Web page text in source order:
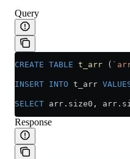
Query
CREATE TABLE t_arr (
INSERT INTO t_arr
SELECT arr . size0 , arr .
Response